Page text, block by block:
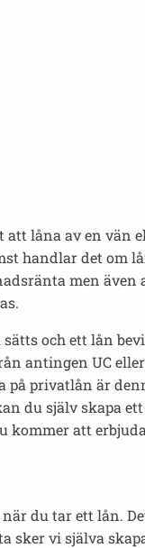
låna av en vän
handlar det om
men
och ett lån
antingen UC
privatlån är
du själv skapa
att
du tar ett lån.
vi själva